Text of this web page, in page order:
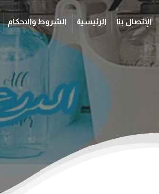
الإتصال بنا الرئيسية الشروط والاحكام